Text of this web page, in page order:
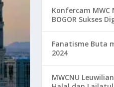
Konfercam MWC
BOGOR Sukses
Fanatisme Buta
2024
MWCNU